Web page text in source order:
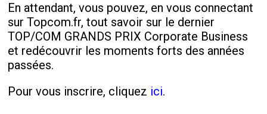
En attendant, vous pouvez, en vous connectant
sur Topcom.fr, tout savoir sur le dernier
TOP/COM GRANDS PRIX Corporate Business
et redécouvrir les moments forts des années
passées.
Pour vous inscrire, cliquez ici.